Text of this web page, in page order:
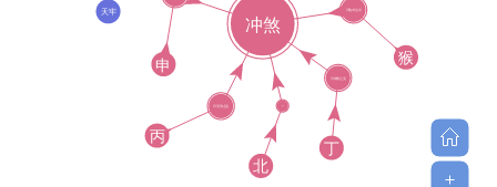
注册